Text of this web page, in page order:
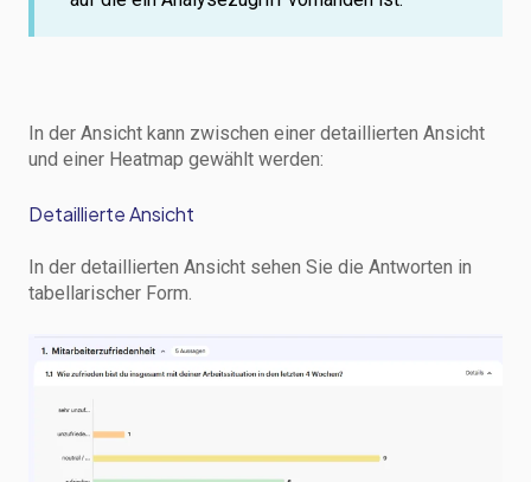
In der Ansicht kann zwischen einer detaillierten Ansicht
und einer Heatmap gewählt werden:
Detaillierte Ansicht
In der detaillierten Ansicht sehen Sie die Antworten in
tabellarischer Form.